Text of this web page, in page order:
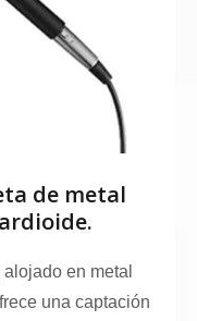
de metal
en metal
una captación